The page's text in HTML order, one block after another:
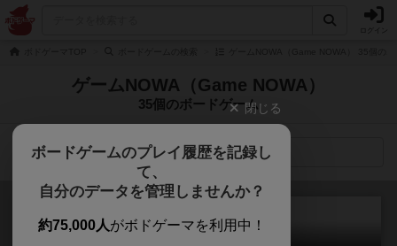
ゲームNOWA（Game NOWA）
35個のボードゲーム
検索メニュー
閉じる
ボードゲームのプレイ履歴を記録し
て、
自分のデータを管理しませんか？
約75,000人がボドゲーマを利用中！